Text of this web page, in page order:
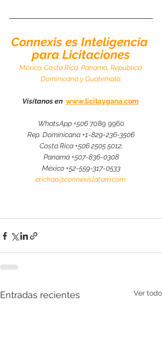
Connexis es Inteligencia
para Licitaciones
México, Costa Rica, Panamá, República
Dominicana y Guatemala.
Vísítanos en www.licitaygana.com
WhatsApp +506 7089 9960
Rep. Dominicana +1-829-236-3506
Costa Rica +506 2505 5012,
Panamá +507-836-0308
México +52-559-317-0533
erickao@connexislatam.com
Entradas recientes Ver todo